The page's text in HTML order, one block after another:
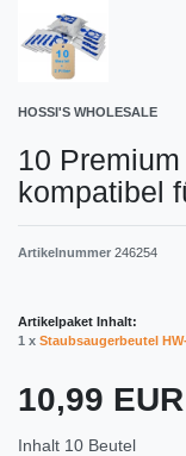
HOSSI'S WHOLESALE
10
kompatibel
Artikelnummer 246254
Artikelpaket Inhalt:
1 x Staubsaugerbeutel
10,99 EUR
Inhalt 10 Beutel